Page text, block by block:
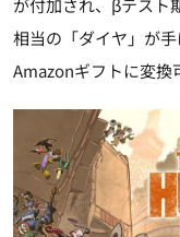
が付加され、βテスト
相当の「ダイヤ」が
Amazonギフトに変換